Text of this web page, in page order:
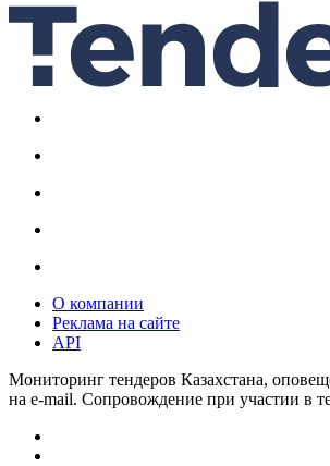
О компании
Реклама на сайте
API
Мониторинг тендеров Казахстана,
на e-mail. Сопровождение при участии в